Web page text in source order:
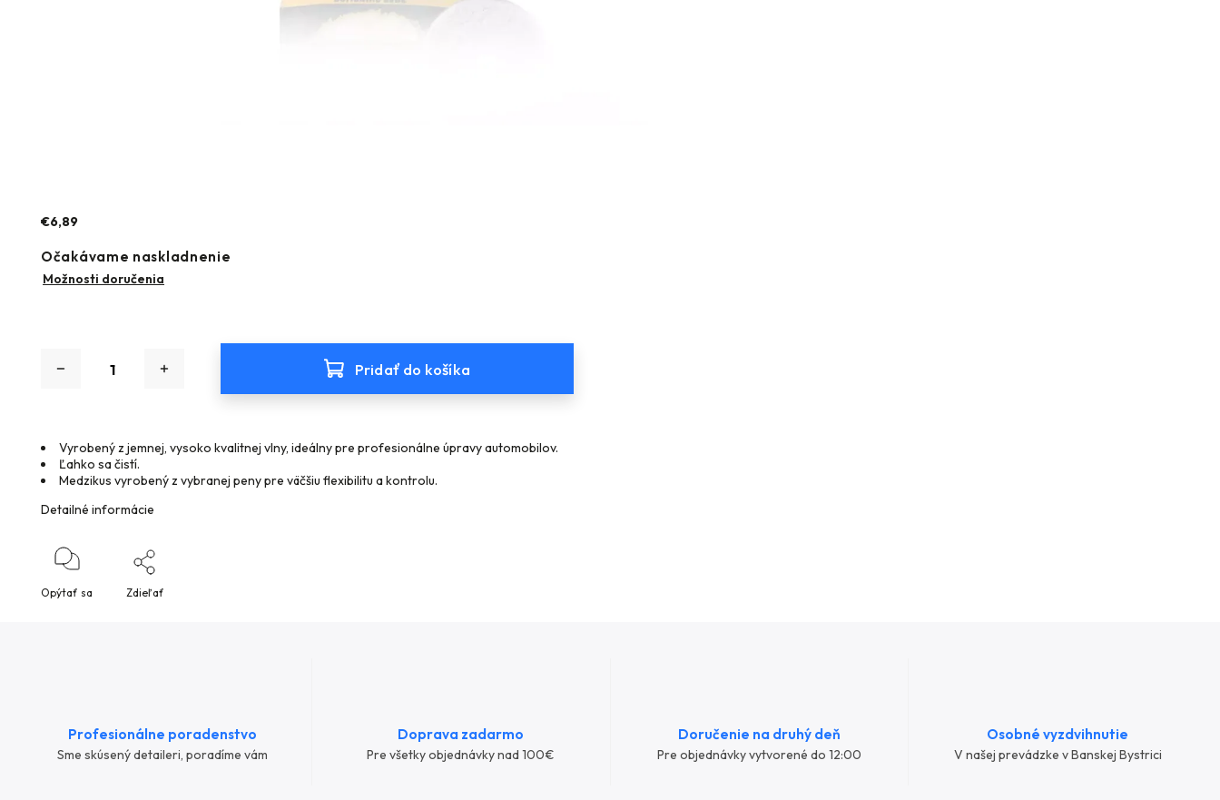
€6,89
Očakávame naskladnenie
Možnosti doručenia
Pridať do košíka
Vyrobený z jemnej, vysoko kvalitnej vlny, ideálny pre profesionálne úpravy automobilov.
Ľahko sa čistí.
Medzikus vyrobený z vybranej peny pre väčšiu flexibilitu a kontrolu.
Detailné informácie
Opýtať sa Zdieľať
Profesionálne poradenstvo
Sme skúsený detaileri, poradíme vám
Doprava zadarmo
Pre všetky objednávky nad 100€
Doručenie na druhý deň
Pre objednávky vytvorené do 12:00
Osobné vyzdvihnutie
V našej prevádzke v Banskej Bystrici